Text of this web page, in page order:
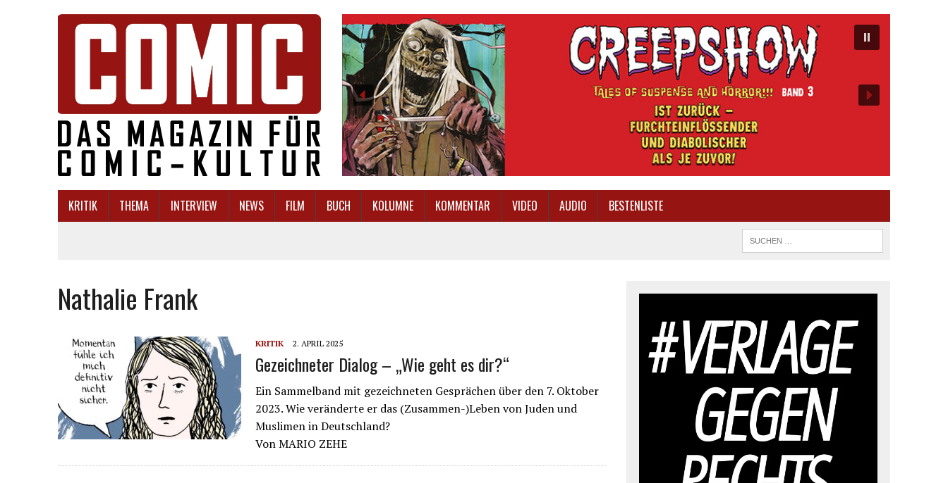
KRITIK THEMA INTERVIEW NEWS FILM BUCH KOLUMNE KOMMENTAR VIDEO AUDIO BESTENLISTE
Nathalie Frank
KRITIK 2. APRIL 2025
Gezeichneter Dialog – „Wie geht es dir?“
Ein Sammelband mit gezeichneten Gesprächen über den 7. Oktober
2023. Wie veränderte er das (Zusammen-)Leben von Juden und
Muslimen in Deutschland?
Von MARIO ZEHE